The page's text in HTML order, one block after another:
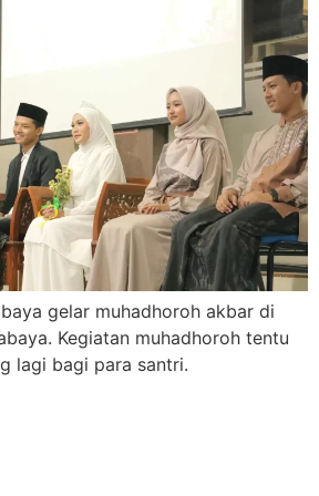
gelar muhadhoroh akbar di
Kegiatan muhadhoroh tentu
lagi bagi para santri.